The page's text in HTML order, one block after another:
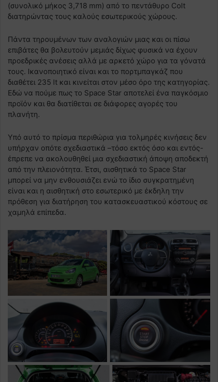
(συνολικό μήκος 3,718 mm) από το πεντάθυρο Colt
διατηρώντας τους καλούς εσωτερικούς χώρους.
Πάντα τηρουμένων των αναλογιών μιας και οι πίσω
επιβάτες θα βολευτούν μεμιάς δίχως φυσικά να έχουν
προεδρικές ανέσεις αλλά με αρκετό χώρο για τα γόνατά
τους. Ικανοποιητικό είναι και το πορτμπαγκάζ που
διαθέτει 235 lt και κινείται στον μέσο όρο της κατηγορίας.
Εδώ να πούμε πως το Space Star αποτελεί ένα παγκόσμιο
προϊόν και θα διατίθεται σε διάφορες αγορές του
πλανήτη.
Υπό αυτό το πρίσμα περιθώρια για τολμηρές κινήσεις δεν
υπήρχαν οπότε σχεδιαστικά –τόσο εκτός όσο και εντός-
έπρεπε να ακολουθηθεί μια σχεδιαστική άποψη αποδεκτή
από την πλειονότητα. Έτσι, αισθητικά το Space Star
μπορεί να μην ενθουσιάζει ενώ το ίδιο συγκρατημένη
είναι και η αισθητική στο εσωτερικό με έκδηλη την
πρόθεση για διατήρηση του κατασκευαστικού κόστους σε
χαμηλά επίπεδα.